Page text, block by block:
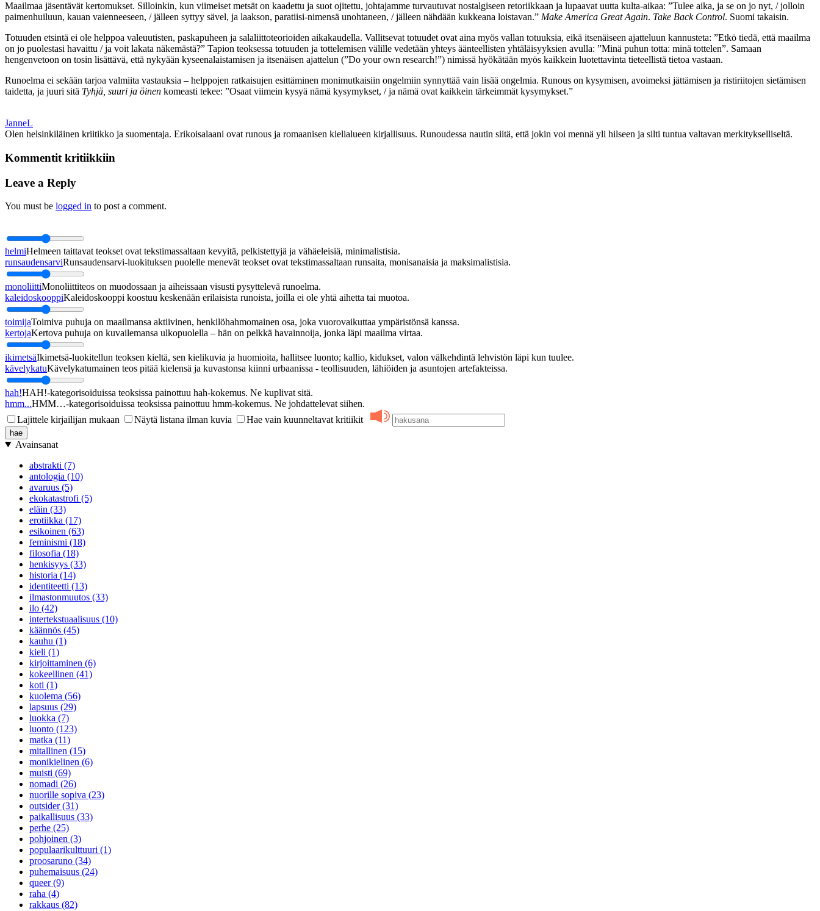
Maailmaa jäsentävät kertomukset. Silloinkin, kun viimeiset metsät on kaadettu ja suot ojitettu, johtajamme turvautuvat nostalgiseen retoriikkaan ja lupaavat uutta kulta-aikaa: ”Tulee aika, ja se on jo nyt, / jolloin
paimenhuiluun, kauan vaienneeseen, / jälleen syttyy sävel, ja laakson, paratiisi-nimensä unohtaneen, / jälleen nähdään kukkeana loistavan.” Make America Great Again. Take Back Control. Suomi takaisin.
Totuuden etsintä ei ole helppoa valeuutisten, paskapuheen ja salaliittoteorioiden aikakaudella. Vallitsevat totuudet ovat aina myös vallan totuuksia, eikä itsenäiseen ajatteluun kannusteta: ”Etkö tiedä, että maailma
on jo puolestasi havaittu / ja voit lakata näkemästä?” Tapion teoksessa totuuden ja tottelemisen välille vedetään yhteys äänteellisten yhtäläisyyksien avulla: ”Minä puhun totta: minä tottelen”. Samaan
hengenvetoon on tosin lisättävä, että nykyään kyseenalaistamisen ja itsenäisen ajattelun (”Do your own research!”) nimissä hyökätään myös kaikkein luotettavinta tieteellistä tietoa vastaan.
Runoelma ei sekään tarjoa valmiita vastauksia – helppojen ratkaisujen esittäminen monimutkaisiin ongelmiin synnyttää vain lisää ongelmia. Runous on kysymisen, avoimeksi jättämisen ja ristiriitojen sietämisen
taidetta, ja juuri sitä Tyhjä, suuri ja öinen komeasti tekee: ”Osaat viimein kysyä nämä kysymykset, / ja nämä ovat kaikkein tärkeimmät kysymykset.”
JanneL
Olen helsinkiläinen kriitikko ja suomentaja. Erikoisalaani ovat runous ja romaanisen kielialueen kirjallisuus. Runoudessa nautin siitä, että jokin voi mennä yli hilseen ja silti tuntua valtavan merkitykselliseltä.
Kommentit kritiikkiin
Leave a Reply
You must be logged in to post a comment.
helmiHelmeen taittavat teokset ovat tekstimassaltaan kevyitä, pelkistettyjä ja vähäeleisiä, minimalistisia.
runsaudensarviRunsaudensarvi-luokituksen puolelle menevät teokset ovat tekstimassaltaan runsaita, monisanaisia ja maksimalistisia.
monoliittiMonoliittiteos on muodossaan ja aiheissaan visusti pysyttelevä runoelma.
kaleidoskooppiKaleidoskooppi koostuu keskenään erilaisista runoista, joilla ei ole yhtä aihetta tai muotoa.
toimijaToimiva puhuja on maailmansa aktiivinen, henkilöhahmomainen osa, joka vuorovaikuttaa ympäristönsä kanssa.
kertojaKertova puhuja on kuvailemansa ulkopuolella – hän on pelkkä havainnoija, jonka läpi maailma virtaa.
ikimetsäIkimetsä-luokitellun teoksen kieltä, sen kielikuvia ja huomioita, hallitsee luonto; kallio, kidukset, valon välkehdintä lehvistön läpi kun tuulee.
kävelykatuKävelykatumainen teos pitää kielensä ja kuvastonsa kiinni urbaanissa - teollisuuden, lähiöiden ja asuntojen artefakteissa.
hah!HAH!-kategorisoiduissa teoksissa painottuu hah-kokemus. Ne kuplivat sitä.
hmm...HMM…-kategorisoiduissa teoksissa painottuu hmm-kokemus. Ne johdattelevat siihen.
Lajittele kirjailijan mukaan
Näytä listana ilman kuvia Hae vain kuunneltavat kritiikit
Avainsanat
abstrakti (7)
antologia (10)
avaruus (5)
ekokatastrofi (5)
eläin (33)
erotiikka (17)
esikoinen (63)
feminismi (18)
filosofia (18)
henkisyys (33)
historia (14)
identiteetti (13)
ilmastonmuutos (33)
ilo (42)
intertekstuaalisuus (10)
käännös (45)
kauhu (1)
kieli (1)
kirjoittaminen (6)
kokeellinen (41)
koti (1)
kuolema (56)
lapsuus (29)
luokka (7)
luonto (123)
matka (11)
mitallinen (15)
monikielinen (6)
muisti (69)
nomadi (26)
nuorille sopiva (23)
outsider (31)
paikallisuus (33)
perhe (25)
pohjoinen (3)
populaarikulttuuri (1)
proosaruno (34)
puhemaisuus (24)
queer (9)
raha (4)
rakkaus (82)